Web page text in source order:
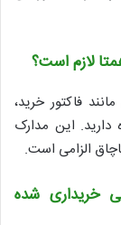
لازم است؟
فاکتور خرید،
این مدارک
الزامی است.
خریداری شده